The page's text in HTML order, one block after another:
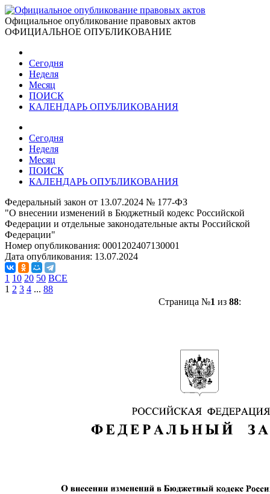
Официальное опубликование правовых актов
ОФИЦИАЛЬНОЕ ОПУБЛИКОВАНИЕ
Сегодня
Неделя
Месяц
ПОИСК
КАЛЕНДАРЬ ОПУБЛИКОВАНИЯ
Сегодня
Неделя
Месяц
ПОИСК
КАЛЕНДАРЬ ОПУБЛИКОВАНИЯ
Федеральный закон от 13.07.2024 № 177-ФЗ
"О внесении изменений в Бюджетный кодекс Российской
Федерации и отдельные законодательные акты Российской
Федерации"
Номер опубликования: 0001202407130001
Дата опубликования: 13.07.2024
1 10 20 50 ВСЕ
1 2 3 4 ... 88
Страница №1 из 88: